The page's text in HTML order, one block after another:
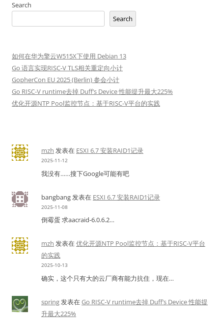
Search
Search
如何在华为擎云W515X下使用 Debian 13
Go 语言实现RISC-V TLS相关重定向小计
GopherCon EU 2025 (Berlin) 参会小计
Go RISC-V runtime去掉 Duff’s Device 性能提升最大225%
优化开源NTP Pool监控节点：基于RISC-V平台的实践
mzh 发表在 ESXI 6.7 安装RAID1记录
2025-11-12
我没有……搜下Google可能有吧
bangbang发表在 ESXI 6.7 安装RAID1记录
2025-11-08
倒霉蛋 求aacraid-6.0.6.2…
mzh 发表在优化开源NTP Pool监控节点：基于RISC-V平台
的实践
2025-10-13
确实，这个只有大的云厂商有能力抗住，现在…
spring发表在Go RISC-V runtime去掉 Duff’s Device 性能提
升最大225%